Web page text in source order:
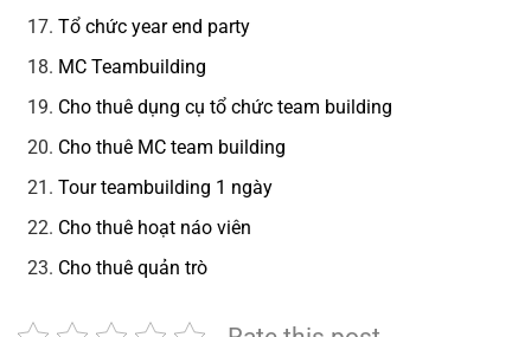
Tổ chức year end party
MC Teambuilding
Cho thuê dụng cụ tổ chức team building
Cho thuê MC team building
Tour teambuilding 1 ngày
Cho thuê hoạt náo viên
Cho thuê quản trò